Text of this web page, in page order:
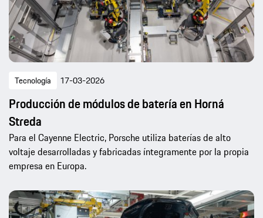
Tecnología 17-03-2026
Producción de módulos de batería en Horná
Streda
Para el Cayenne Electric, Porsche utiliza baterías de alto
voltaje desarrolladas y fabricadas íntegramente por la propia
empresa en Europa.